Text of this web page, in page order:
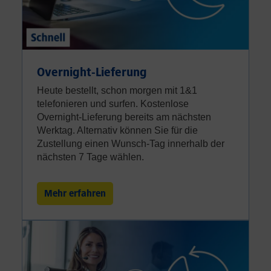
Overnight-Lieferung
Heute bestellt, schon morgen mit 1&1
telefonieren und surfen. Kostenlose
Overnight-Lieferung bereits am nächsten
Werktag. Alternativ können Sie für die
Zustellung einen Wunsch-Tag innerhalb der
nächsten 7 Tage wählen.
Mehr erfahren